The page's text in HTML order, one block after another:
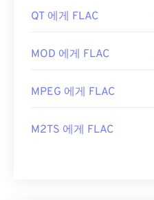
QT 에게 FLAC
MOD 에게 FLAC
MPEG 에게 FLAC
M2TS 에게 FLAC